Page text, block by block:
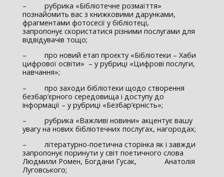
– рубрика «Бібліотечне розмаїття»
познайомить вас з книжковими дарунками,
фрагментами фотосесії у бібліотеці,
запропонує скористатися різними послугами для
відвідувачів тощо;
– про новий етап проєкту «Бібліотеки – Хаби
цифрової освіти» – у рубриці «Цифрові послуги,
навчання»;
– про заходи бібліотеки щодо створення
безбар’єрного середовища і доступу до
інформації – у рубриці «Безбар’єрність»;
– рубрика «Важливі новини» акцентує вашу
увагу на нових бібліотечних послугах, нагородах;
– літературно-поетична сторінка як і завжди
запропонує поринути у світ поетичного слова
Людмили Ромен, Богдани Гусак, Анатолія
Луговського;